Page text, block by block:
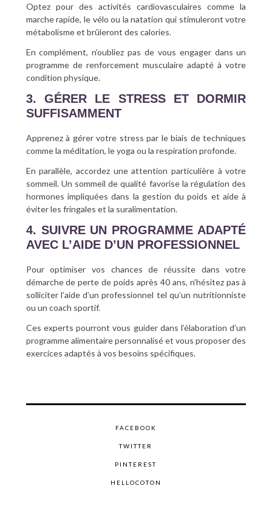
Optez pour des activités cardiovasculaires comme la
marche rapide, le vélo ou la natation qui stimuleront votre
métabolisme et brûleront des calories.
En complément, n’oubliez pas de vous engager dans un
programme de renforcement musculaire adapté à votre
condition physique.
3. GÉRER LE STRESS ET DORMIR
SUFFISAMMENT
Apprenez à gérer votre stress par le biais de techniques
comme la méditation, le yoga ou la respiration profonde.
En parallèle, accordez une attention particulière à votre
sommeil. Un sommeil de qualité favorise la régulation des
hormones impliquées dans la gestion du poids et aide à
éviter les fringales et la suralimentation.
4. SUIVRE UN PROGRAMME ADAPTÉ
AVEC L’AIDE D’UN PROFESSIONNEL
Pour optimiser vos chances de réussite dans votre
démarche de perte de poids après 40 ans, n’hésitez pas à
solliciter l’aide d’un professionnel tel qu’un nutritionniste
ou un coach sportif.
Ces experts pourront vous guider dans l’élaboration d’un
programme alimentaire personnalisé et vous proposer des
exercices adaptés à vos besoins spécifiques.
FACEBOOK
TWITTER
PINTEREST
HELLOCOTON